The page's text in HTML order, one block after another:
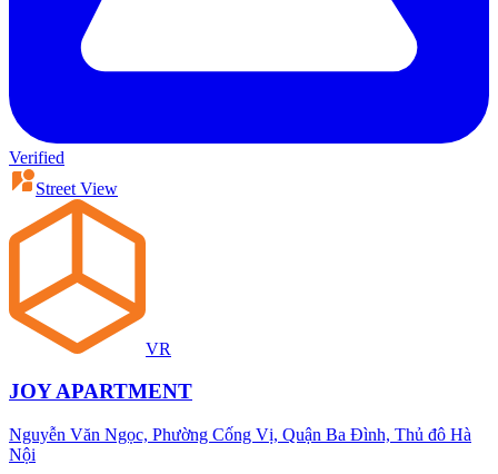
Verified
Street View
VR
JOY APARTMENT
Nguyễn Văn Ngọc, Phường Cống Vị, Quận Ba Đình, Thủ đô Hà
Nội